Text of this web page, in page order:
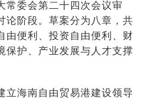
常委会第二十四次会议审
论阶段。草案分为八章，共
由便利、投资自由便利、财
保护、产业发展与人才支撑
海南自由贸易港建设领导